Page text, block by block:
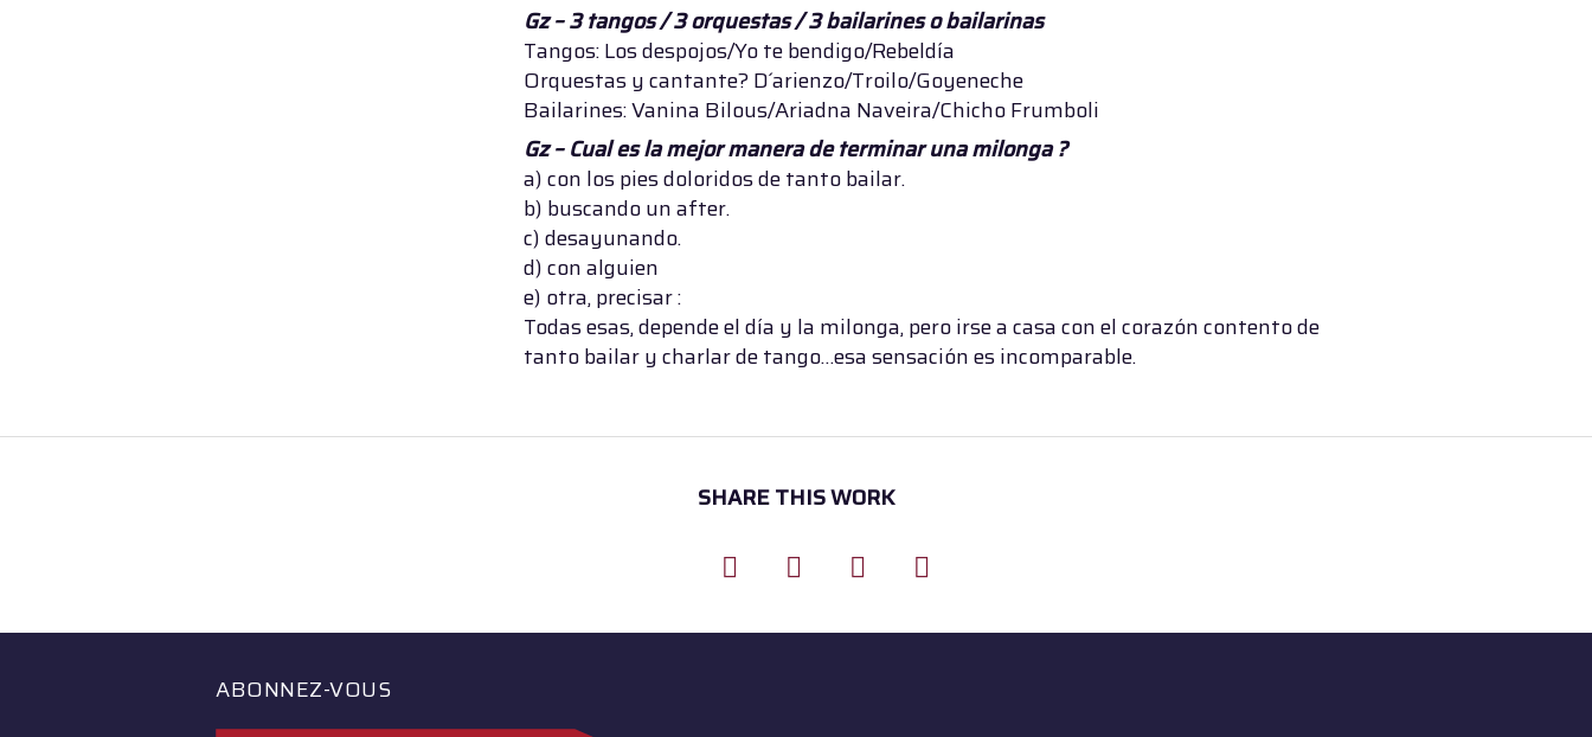
Gz –3 tangos / 3 orquestas / 3 bailarines o bailarinas
Tangos: Los despojos/Yo te bendigo/Rebeldía
Orquestas y cantante? D´arienzo/Troilo/Goyeneche
Bailarines: Vanina Bilous/Ariadna Naveira/Chicho Frumboli
Gz – Cual es la mejor manera de terminar una milonga ?
a) con los pies doloridos de tanto bailar.
b) buscando un after.
c) desayunando.
d) con alguien
e) otra, precisar :
Todas esas, depende el día y la milonga, pero irse a casa con el corazón contento de
tanto bailar y charlar de tango…esa sensación es incomparable.
SHARE THIS WORK
ABONNEZ-VOUS